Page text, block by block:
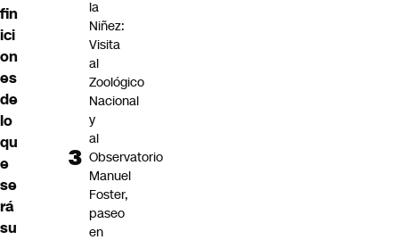
fin
ici
on
es
de
lo
qu
e
se
rá
su
la
Niñez:
Visita
al
Zoológico
Nacional
y
al
Observatorio
Manuel
Foster,
paseo
en